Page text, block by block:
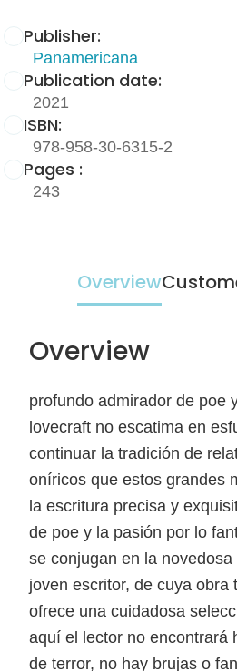
Publisher:
Panamericana
Publication date:
2021
ISBN:
978-958-30-6315-2
Pages :
243
Overview
Overview
profundo admirador de poe
lovecraft no escatima en
continuar la tradición de
oníricos que estos grandes
la escritura precisa y
de poe y la pasión por lo
se conjugan en la
joven escritor, de cuya obra
ofrece una cuidadosa
aquí el lector no encontrará
de terror, no hay brujas o